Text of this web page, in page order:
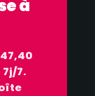
à
7.